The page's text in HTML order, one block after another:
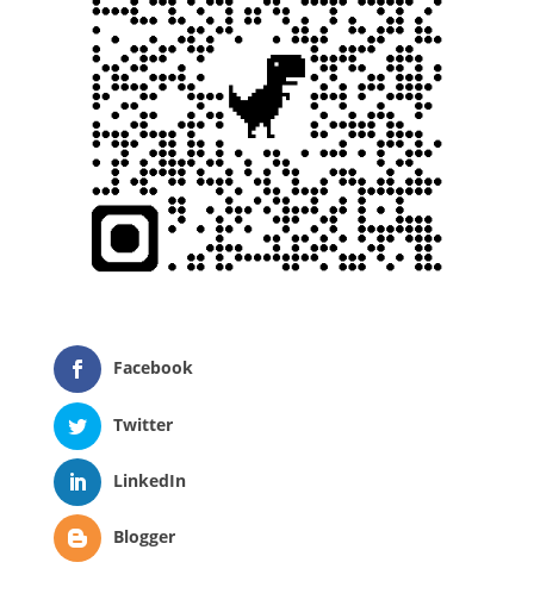
Facebook
Twitter
LinkedIn
Blogger